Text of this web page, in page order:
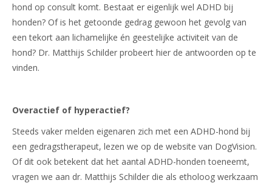
hond op consult komt. Bestaat er eigenlijk wel ADHD bij
honden? Of is het getoonde gedrag gewoon het gevolg van
een tekort aan lichamelijke én geestelijke activiteit van de
hond? Dr. Matthijs Schilder probeert hier de antwoorden op te
vinden.
Overactief of hyperactief?
Steeds vaker melden eigenaren zich met een ADHD-hond bij
een gedragstherapeut, lezen we op de website van DogVision.
Of dit ook betekent dat het aantal ADHD-honden toeneemt,
vragen we aan dr. Matthijs Schilder die als etholoog werkzaam